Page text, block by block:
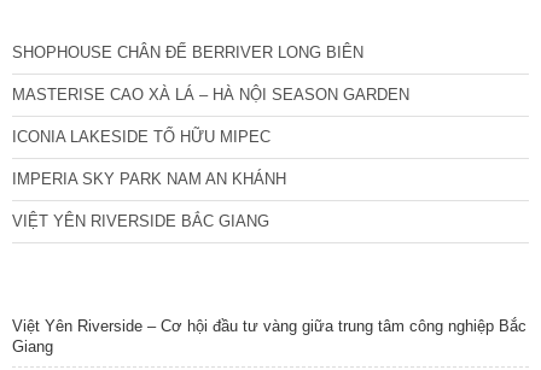
SHOPHOUSE CHÂN ĐẾ BERRIVER LONG BIÊN
MASTERISE CAO XÀ LÁ – HÀ NỘI SEASON GARDEN
ICONIA LAKESIDE TỐ HỮU MIPEC
IMPERIA SKY PARK NAM AN KHÁNH
VIỆT YÊN RIVERSIDE BẮC GIANG
Việt Yên Riverside – Cơ hội đầu tư vàng giữa trung tâm công nghiệp Bắc
Giang